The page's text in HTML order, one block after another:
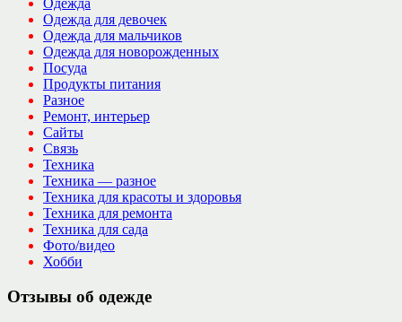
Одежда
Одежда для девочек
Одежда для мальчиков
Одежда для новорожденных
Посуда
Продукты питания
Разное
Ремонт, интерьер
Сайты
Связь
Техника
Техника — разное
Техника для красоты и здоровья
Техника для ремонта
Техника для сада
Фото/видео
Хобби
Отзывы об одежде